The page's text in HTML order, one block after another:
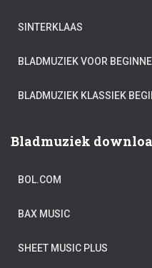
SINTERKLAAS
BLADMUZIEK VOOR
BLADMUZIEK KLASSIEK
Bladmuziek
BOL.COM
BAX MUSIC
SHEET MUSIC PLUS